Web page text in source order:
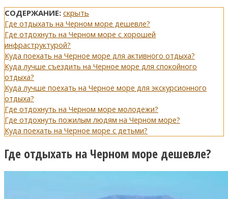
СОДЕРЖАНИЕ: скрыть
Где отдыхать на Черном море дешевле?
Где отдохнуть на Черном море с хорошей
инфраструктурой?
Куда поехать на Черное море для активного отдыха?
Куда лучше съездить на Черное море для спокойного
отдыха?
Куда лучше поехать на Черное море для экскурсионного
отдыха?
Где отдохнуть на Черном море молодежи?
Где отдохнуть пожилым людям на Черном море?
Куда поехать на Черное море с детьми?
Где отдыхать на Черном море дешевле?